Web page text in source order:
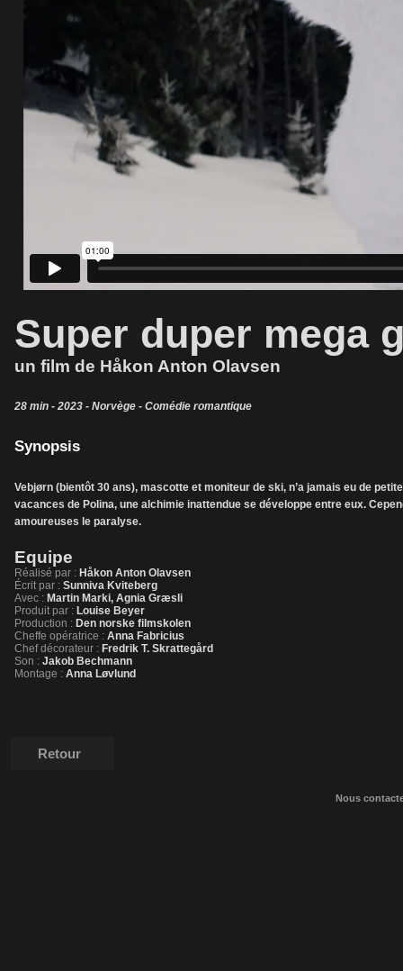
Super duper mega
un film de Håkon Anton Olavsen
28 min - 2023 - Norvège - Comédie romantique
Synopsis
Vebjørn (bientôt 30 ans), mascotte et moniteur de ski, n’a jamais eu de
vacances de Polina, une alchimie inattendue se développe entre eux.
amoureuses le paralyse.
Equipe
Réalisé par : Håkon Anton Olavsen
Écrit par : Sunniva Kviteberg
Avec : Martin Marki, Agnia Græsli
Produit par : Louise Beyer
Production : Den norske filmskolen
Cheffe opératrice : Anna Fabricius
Chef décorateur : Fredrik T. Skrattegård
Son : Jakob Bechmann
Montage : Anna Løvlund
Retour
Nous